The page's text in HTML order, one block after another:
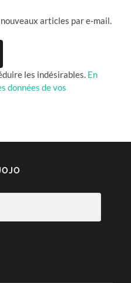
articles par e-mail.
les indésirables. En
données de vos